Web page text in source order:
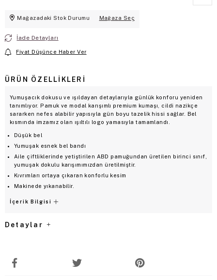
Mağazadaki Stok Durumu Mağaza Seç
İade Detayları
Fiyat Düşünce Haber Ver
ÜRÜN ÖZELLIKLERI
Yumuşacık dokusu ve ışıldayan detaylarıyla günlük konforu yeniden
tanımlıyor. Pamuk ve modal karışımlı premium kumaşı, cildi nazikçe
sararken nefes alabilir yapısıyla gün boyu tazelik hissi sağlar. Bel
kısmında imzamız olan ışıltılı logo yamasıyla tamamlandı.
Düşük bel
Yumuşak esnek bel bandı
Aile çiftliklerinde yetiştirilen ABD pamuğundan üretilen birinci sınıf,
yumuşak dokulu karışımımızdan üretilmiştir.
Kıvrımları ortaya çıkaran konforlu kesim
Makinede yıkanabilir.
İçerik Bilgisi
Detaylar